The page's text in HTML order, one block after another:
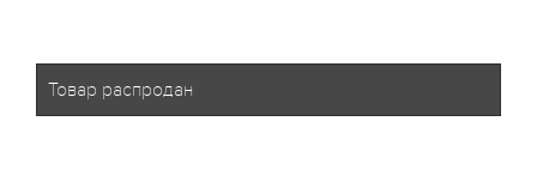
Товар распродан